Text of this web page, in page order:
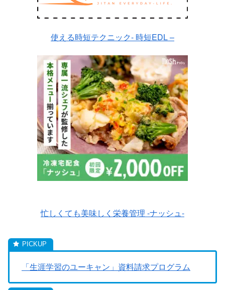
使える時短テクニック- 時短EDL –
忙しくても美味しく栄養管理 -ナッシュ-
「生涯学習のユーキャン」資料請求プログラム